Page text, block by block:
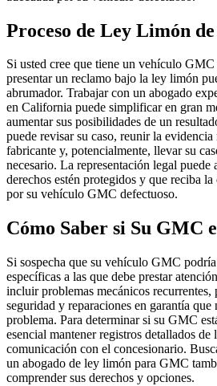
Proceso de Ley Limón
Si usted cree que tiene un vehículo
presentar un reclamo bajo la ley limón
abrumador. Trabajar con un abogado
en California puede simplificar en gran
aumentar sus posibilidades de un
puede revisar su caso, reunir la
fabricante y, potencialmente, llevar su
necesario. La representación legal puede
derechos estén protegidos y que reciba
por su vehículo GMC defectuoso.
Cómo Saber si Su GMC
Si sospecha que su vehículo GMC
específicas a las que debe prestar
incluir problemas mecánicos recurrentes,
seguridad y reparaciones en garantía que
problema. Para determinar si su GMC
esencial mantener registros detallados de
comunicación con el concesionario.
un abogado de ley limón para GMC
comprender sus derechos y opciones.